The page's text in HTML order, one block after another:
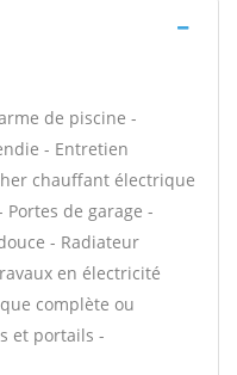
de piscine -
- Entretien
chauffant électrique
Portes de garage -
- Radiateur
en électricité
complète ou
et portails -